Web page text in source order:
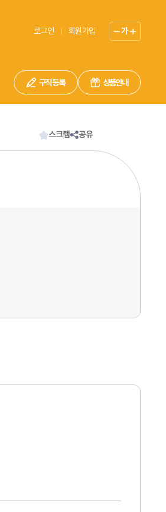
로그인 회원가입 가
구직 등록 상품안내
스크랩 공유